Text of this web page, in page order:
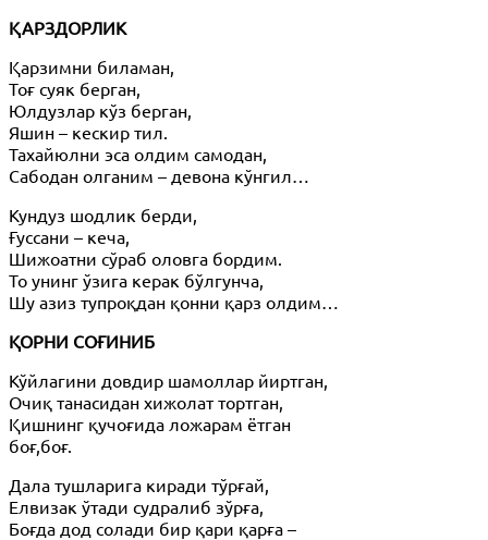
ҚАРЗДОРЛИК
Қарзимни биламан,
Тоғ суяк берган,
Юлдузлар кўз берган,
Яшин – кескир тил.
Тахайюлни эса олдим самодан,
Сабодан олганим – девона кўнгил…
Кундуз шодлик берди,
Ғуссани – кеча,
Шижоатни сўраб оловга бордим.
То унинг ўзига керак бўлгунча,
Шу азиз тупроқдан қонни қарз олдим…
ҚОРНИ СОҒИНИБ
Кўйлагини довдир шамоллар йиртган,
Очиқ танасидан хижолат тортган,
Қишнинг қучоғида ложарам ётган
боғ,боғ.
Дала тушларига киради тўрғай,
Елвизак ўтади судралиб зўрға,
Боғда дод солади бир қари қарға –